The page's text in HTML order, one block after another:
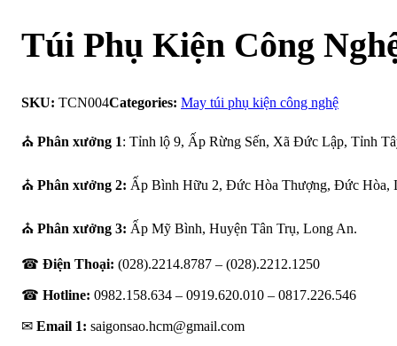
Túi Phụ Kiện Công
SKU: TCN004Categories: May túi phụ kiện công nghệ
⛪ Phân xưởng 1: Tỉnh lộ 9, Ấp Rừng Sến, Xã Đức Lập, Tỉnh
⛪ Phân xưởng 2: Ấp Bình Hữu 2, Đức Hòa Thượng, Đức Hòa,
⛪ Phân xưởng 3: Ấp Mỹ Bình, Huyện Tân Trụ, Long An.
☎ Điện Thoại: (028).2214.8787 – (028).2212.1250
☎ Hotline: 0982.158.634 – 0919.620.010 – 0817.226.546
✉ Email 1: saigonsao.hcm@gmail.com